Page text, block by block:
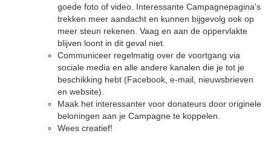
goede foto of video. Interessante Campagnepagina's
trekken meer aandacht en kunnen bijgevolg ook op
meer steun rekenen. Vaag en aan de oppervlakte
blijven loont in dit geval niet.
Communiceer regelmatig over de voortgang via
sociale media en alle andere kanalen die je tot je
beschikking hebt (Facebook, e-mail, nieuwsbrieven
en website).
Maak het interessanter voor donateurs door originele
beloningen aan je Campagne te koppelen.
Wees creatief!